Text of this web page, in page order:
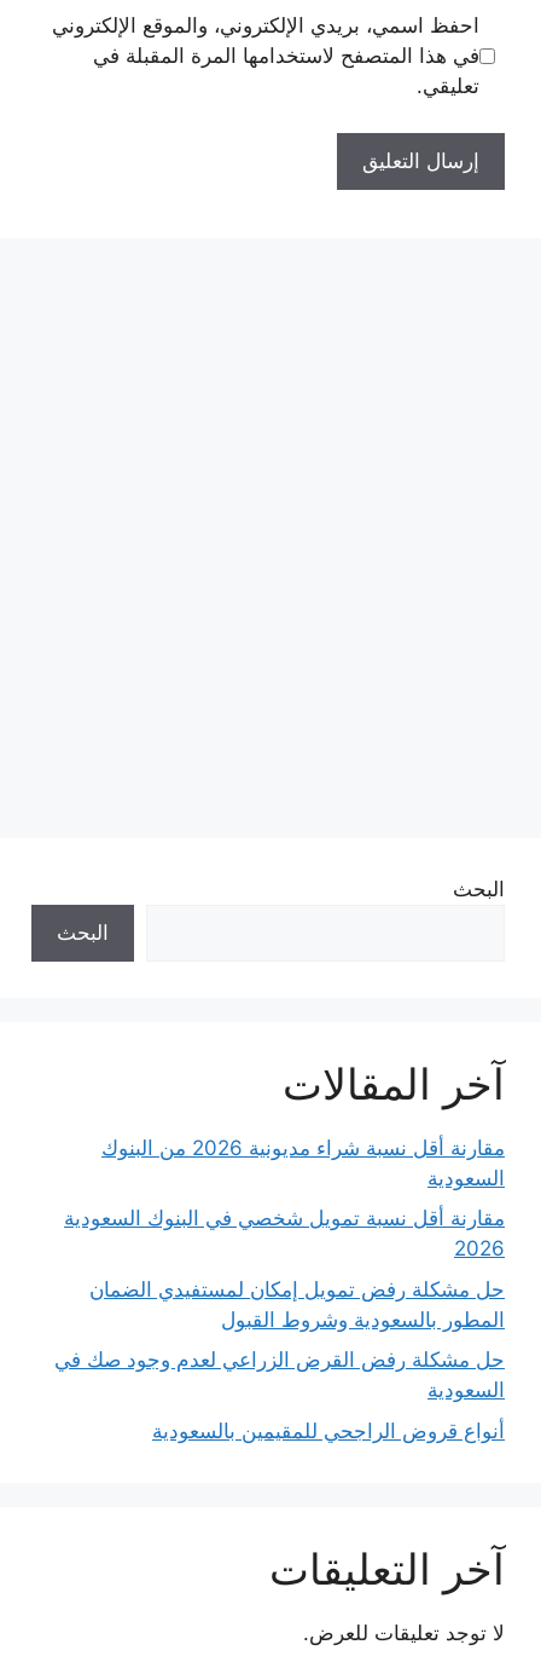
احفظ اسمي، بريدي الإلكتروني، والموقع الإلكتروني
في هذا المتصفح لاستخدامها المرة المقبلة في
تعليقي.
البحث
البحث
آخر المقالات
مقارنة أقل نسبة شراء مديونية 2026 من البنوك
السعودية
مقارنة أقل نسبة تمويل شخصي في البنوك السعودية
2026
حل مشكلة رفض تمويل إمكان لمستفيدي الضمان
المطور بالسعودية وشروط القبول
حل مشكلة رفض القرض الزراعي لعدم وجود صك في
السعودية
أنواع قروض الراجحي للمقيمين بالسعودية
آخر التعليقات
لا توجد تعليقات للعرض.